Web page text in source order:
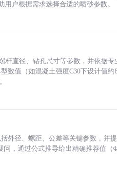
户根据需求选择合适的喷砂参数。
杆直径、钻孔尺寸等参数，并依据
数值（如混凝土强度C30下设计值
外径、螺距、公差等关键参数，并
问，通过公式推导给出精确推荐值（